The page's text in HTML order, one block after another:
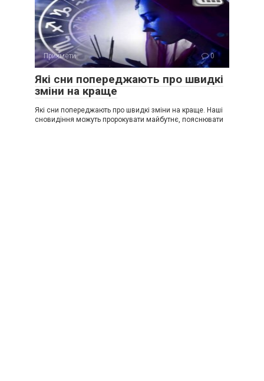
Прикмети 0
Які сни попереджають про швидкі
зміни на краще
Які сни попереджають про швидкі зміни на краще. Наші
сновидіння можуть пророкувати майбутнє, пояснювати